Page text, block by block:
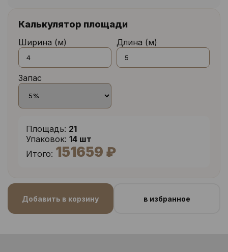
Калькулятор площади
Ширина (м) Длина (м)
Запас
Площадь: 21
Упаковок: 14 шт
Итого: 151659 ₽
Добавить в корзину в избранное